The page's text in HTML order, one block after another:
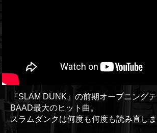
『SLAM DUNK』の前期オープニング
BAAD最大のヒット曲。
スラムダンクは何度も何度も読み直し